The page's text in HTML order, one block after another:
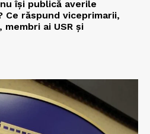
nu își publică averile
răspund viceprimarii,
ai USR și